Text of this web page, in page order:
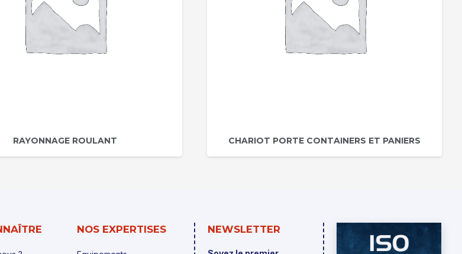
RAYONNAGE ROULANT CHARIOT PORTE CONTAINERS ET PANIERS
NOS EXPERTISES NEWSLETTER